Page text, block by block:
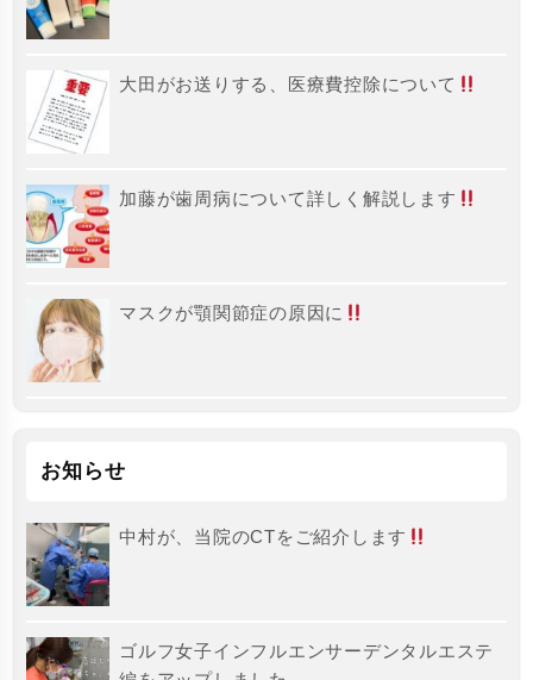
大田がお送りする、医療費控除について
加藤が歯周病について詳しく解説します
マスクが顎関節症の原因に
お知らせ
中村が、当院のCTをご紹介します
ゴルフ女子インフルエンサーデンタルエステ